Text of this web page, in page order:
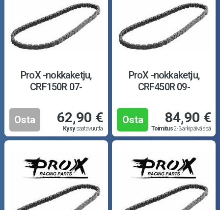
ProX -nokkaketju,
CRF150R 07-
Osta 62,90 €
Kysysaatavuutta
ProX -nokkaketju,
CRF450R 09-
Osta 84,90 €
Toimitus2-3 arkipäivässä